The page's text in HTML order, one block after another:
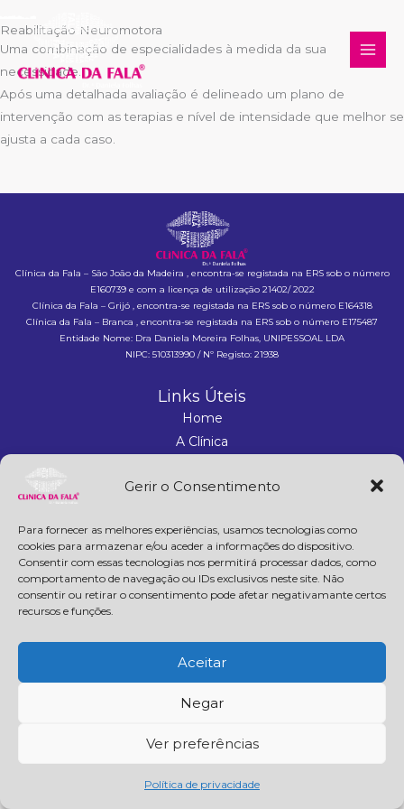
Gerir o Consentimento
Para fornecer as melhores experiências, usamos tecnologias como
cookies para armazenar e/ou aceder a informações do dispositivo.
Consentir com essas tecnologias nos permitirá processar dados, como
comportamento de navegação ou IDs exclusivos neste site. Não
consentir ou retirar o consentimento pode afetar negativamante certos
recursos e funções.
Aceitar
Negar
Ver preferências
Política de privacidade
to
content
Reabilitação Neuromotora
Uma combinação de especialidades à medida da sua
necessidade.
Após uma detalhada avaliação é delineado um plano de
intervenção com as terapias e nível de intensidade que melhor se
ajusta a cada caso.
Clínica da Fala – São João da Madeira , encontra-se registada na ERS sob o número
E160739 e com a licença de utilização 21402/ 2022
Clínica da Fala – Grijó , encontra-se registada na ERS sob o número E164318
Clínica da Fala – Branca , encontra-se registada na ERS sob o número E175487
Entidade Nome: Dra Daniela Moreira Folhas, UNIPESSOAL LDA
NIPC: 510313990 / Nº Registo: 21938
Links Úteis
Home
A Clínica
Contactos
Livro de reclamações
Contactos
clinicadafala@gmail.com
+351 256 046 765
+351 935 528 421(chamada para rede móvel nacional)
+351 910 228 352(chamada para rede móvel nacional)
F
b
o
I
n
s
a
g
r
a
m
L
i
e
d
i
n
W
p